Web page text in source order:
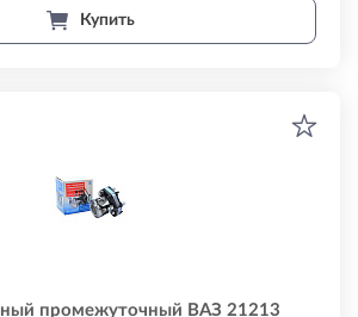
Купить
промежуточный ВАЗ 21213